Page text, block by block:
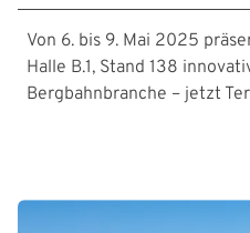
Von 6. bis 9. Mai 2025
Halle B.1, Stand 138
Bergbahnbranche – jetzt